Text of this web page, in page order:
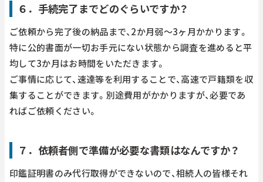
６．手続完了までどのぐらいですか？
ご依頼から完了後の納品まで、2か月弱～3ヶ月かかります。
特に公的書面が一切お手元にない状態から調査を進めると平
均して3か月はお時間をいただきます。
ご事情に応じて、速達等を利用することで、高速で戸籍類を収
集することができます。別途費用がかかりますが、必要であ
ればご依頼ください。
７．依頼者側で準備が必要な書類はなんですか？
印鑑証明書のみ代行取得ができないので、相続人の皆様それ